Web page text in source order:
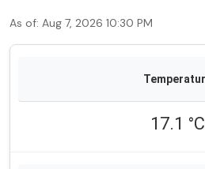
As of: Aug 7, 2026 10:30 PM
17.1 °C